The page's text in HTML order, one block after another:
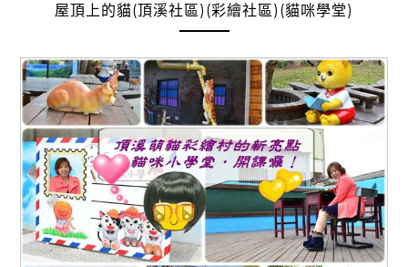
屋頂上的貓(頂溪社區)(彩繪社區)(貓咪學堂)